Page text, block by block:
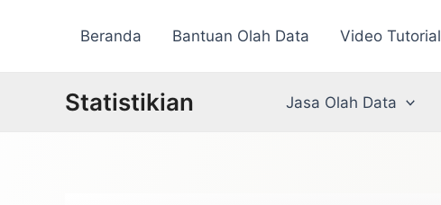
Beranda Bantuan Olah Data Video Tutorial
Statistikian Jasa Olah Data